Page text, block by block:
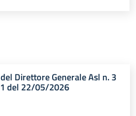
Direttore Generale Asl n. 3
del 22/05/2026